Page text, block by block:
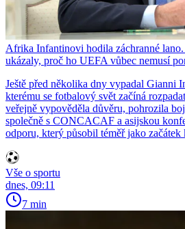
Afrika Infantinovi hodila záchranné
ukázaly, proč ho UEFA vůbec nemusí
Ještě před několika dny vypadal Gianni
kterému se fotbalový svět začíná
veřejně vypověděla důvěru, pohrozila
společně s CONCACAF a asijskou
odporu, který působil téměř jako začátek
Vše o sportu
dnes, 09:11
7 min